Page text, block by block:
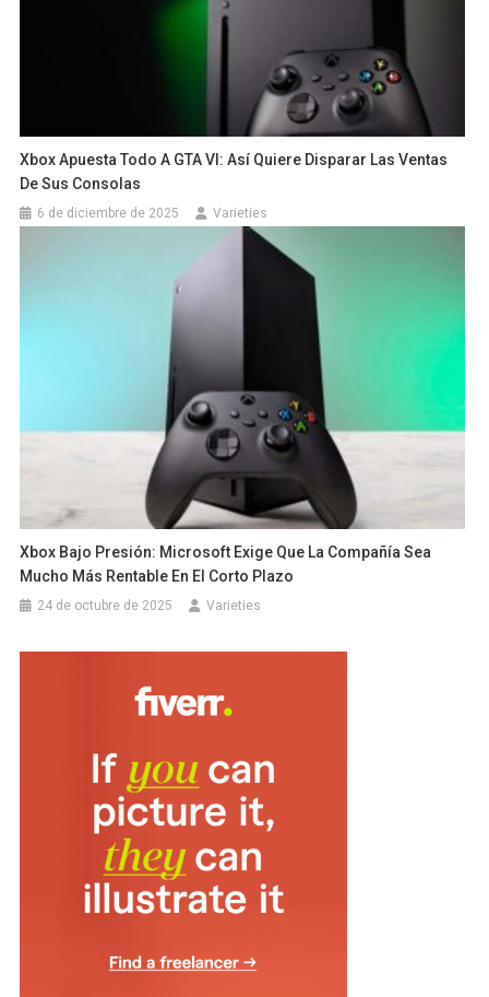
Xbox Apuesta Todo A GTA VI: Así Quiere Disparar Las Ventas
De Sus Consolas
6 de diciembre de 2025 Varieties
Xbox Bajo Presión: Microsoft Exige Que La Compañía Sea
Mucho Más Rentable En El Corto Plazo
24 de octubre de 2025 Varieties